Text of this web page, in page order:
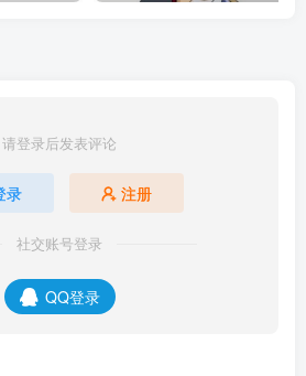
请登录后发表评论
录 注册
社交账号登录
QQ登录